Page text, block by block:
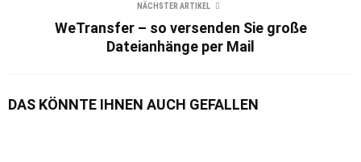
NÄCHSTER ARTIKEL
WeTransfer – so versenden Sie große
Dateianhänge per Mail
DAS KÖNNTE IHNEN AUCH GEFALLEN